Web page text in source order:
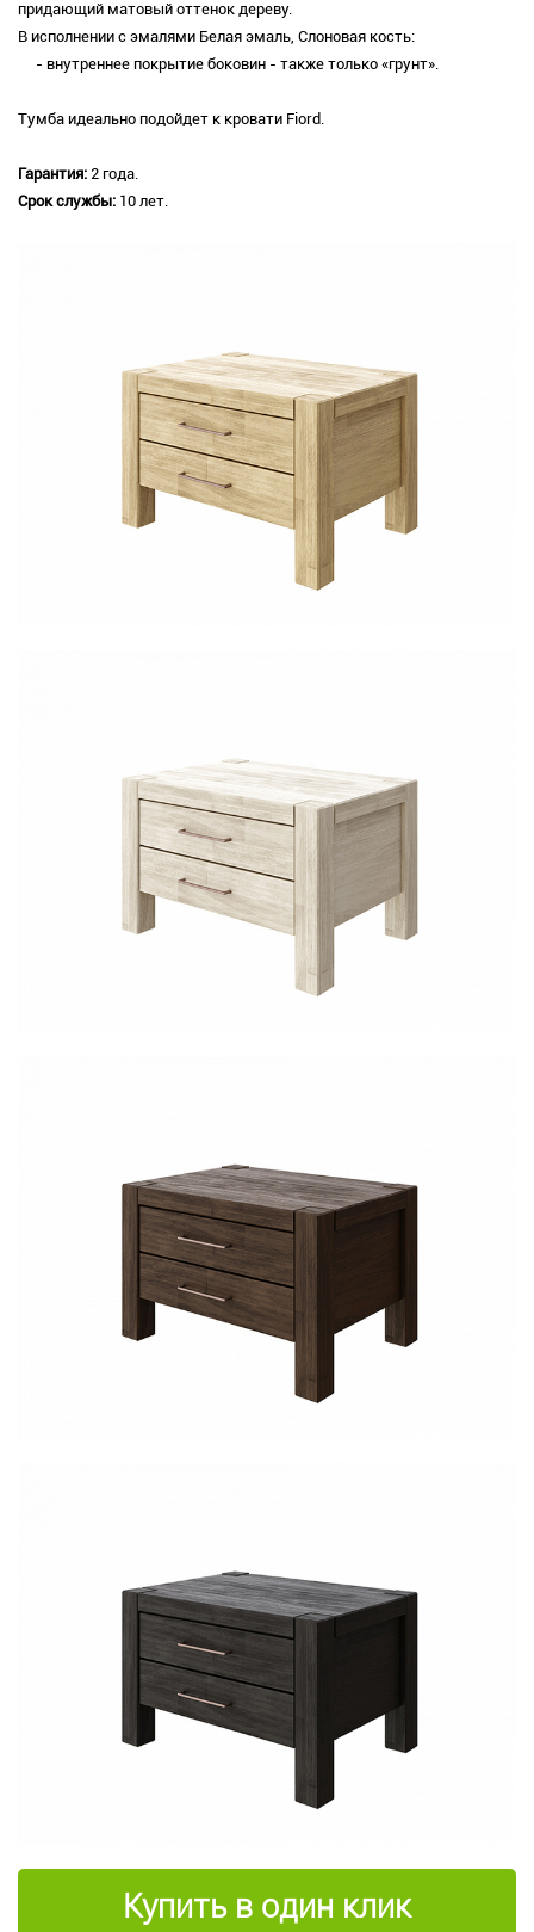
придающий матовый оттенок дереву.
В исполнении с эмалями Белая эмаль, Слоновая кость:
- внутреннее покрытие боковин - также только «грунт».
Тумба идеально подойдет к кровати Fiord.
Гарантия: 2 года.
Срок службы: 10 лет.
Купить в один клик